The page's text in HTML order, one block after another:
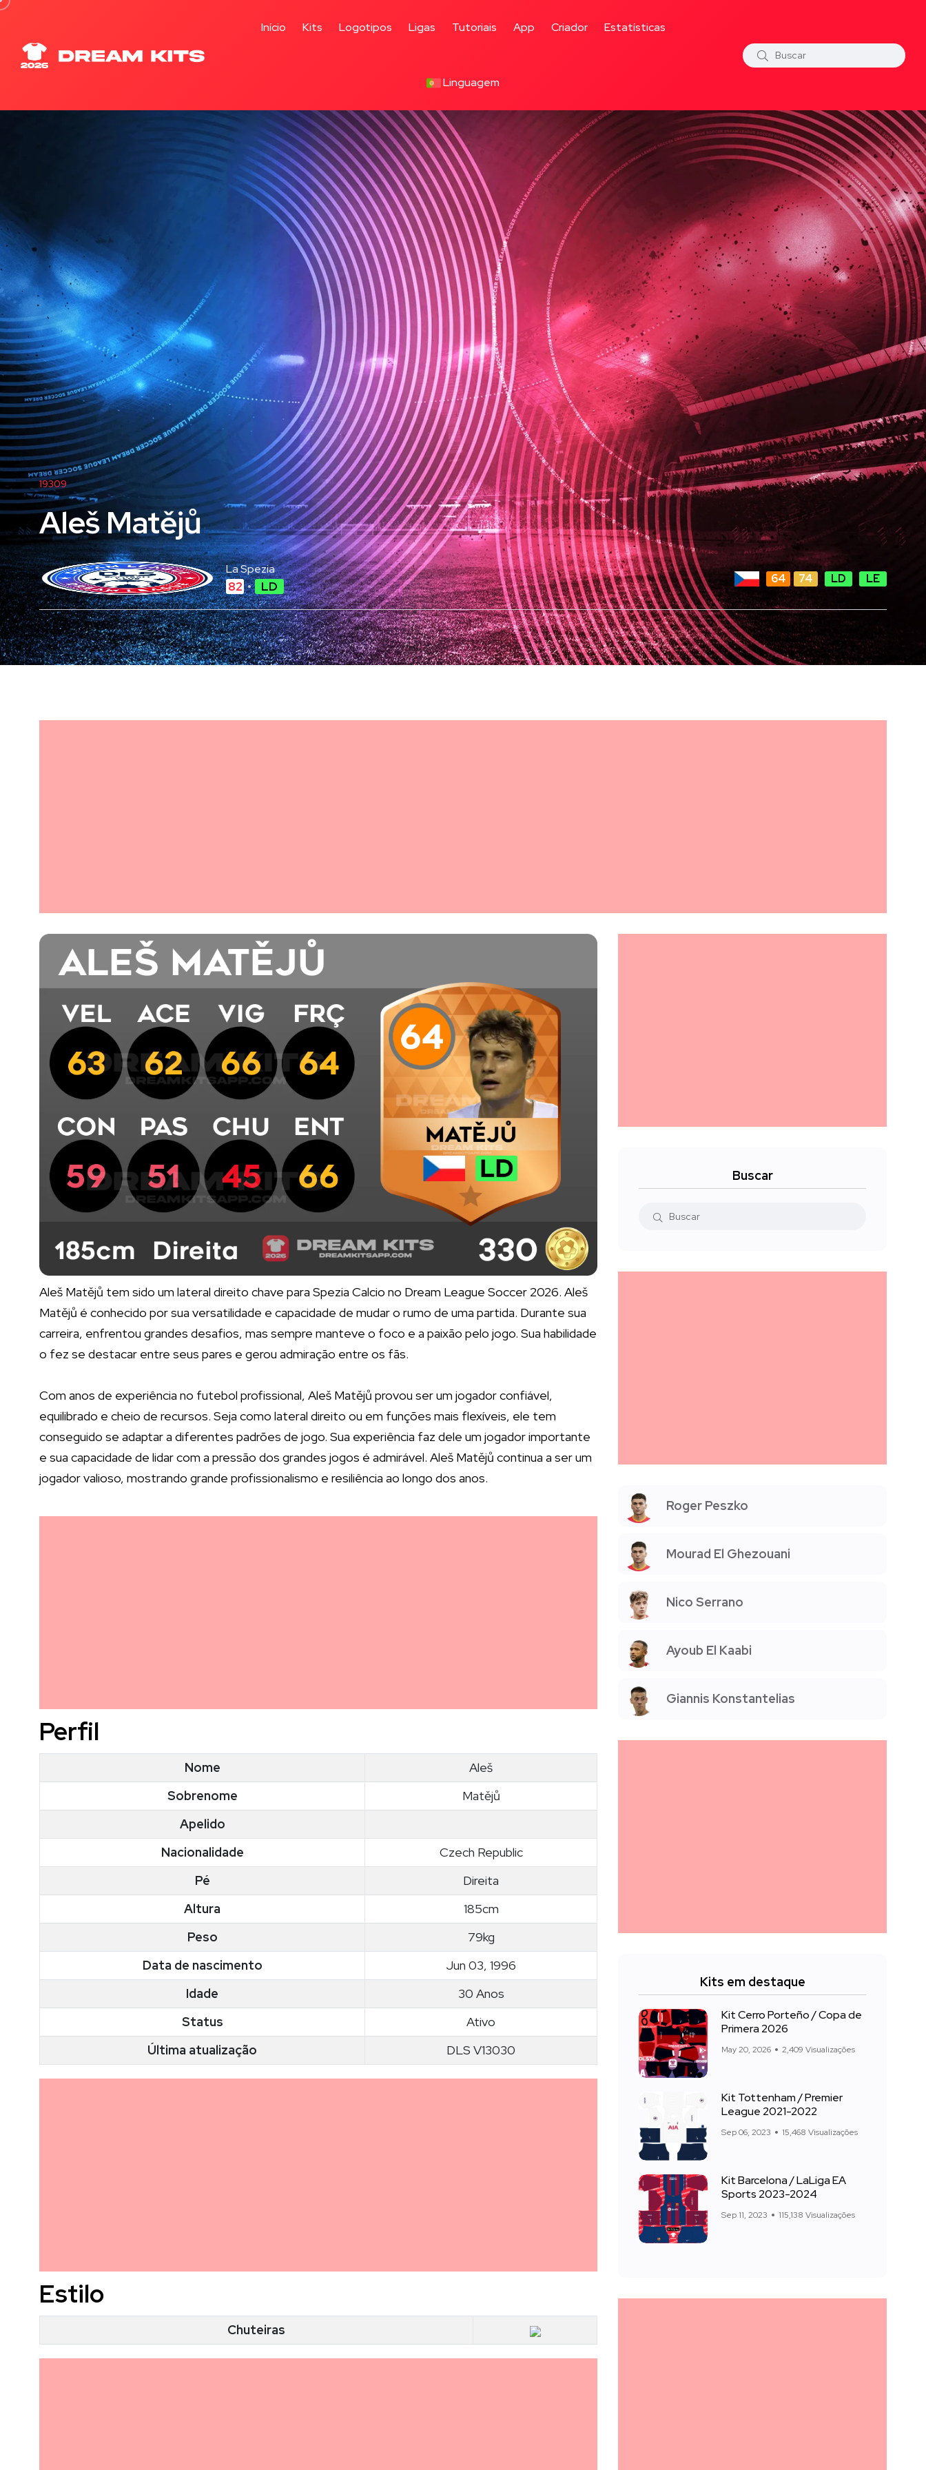
Início Kits Logotipos Ligas Tutoriais App Criador Estatísticas
Linguagem
19309
Aleš Matějů
La Spezia
82 LD
64 74 LD LE
Aleš Matějů tem sido um lateral direito chave para Spezia Calcio no Dream League Soccer 2026. Aleš
Matějů é conhecido por sua versatilidade e capacidade de mudar o rumo de uma partida. Durante sua
carreira, enfrentou grandes desafios, mas sempre manteve o foco e a paixão pelo jogo. Sua habilidade
o fez se destacar entre seus pares e gerou admiração entre os fãs.
Com anos de experiência no futebol profissional, Aleš Matějů provou ser um jogador confiável,
equilibrado e cheio de recursos. Seja como lateral direito ou em funções mais flexíveis, ele tem
conseguido se adaptar a diferentes padrões de jogo. Sua experiência faz dele um jogador importante
e sua capacidade de lidar com a pressão dos grandes jogos é admirável. Aleš Matějů continua a ser um
jogador valioso, mostrando grande profissionalismo e resiliência ao longo dos anos.
Perfil
Nome
Aleš
Sobrenome
Matějů
Apelido
Nacionalidade
Czech Republic
Pé
Direita
Altura
185cm
Peso
79kg
Data de nascimento
Jun 03, 1996
Idade
30 Anos
Status
Ativo
Última atualização
DLS V13030
Estilo
Chuteiras
Buscar
Roger Peszko
Mourad El Ghezouani
Nico Serrano
Ayoub El Kaabi
Giannis Konstantelias
Kits em destaque
Kit Cerro Porteño / Copa de
Primera 2026
May 20, 2026 2,409 Visualizações
Kit Tottenham / Premier
League 2021-2022
Sep 06, 2023 15,468 Visualizações
Kit Barcelona / LaLiga EA
Sports 2023-2024
Sep 11, 2023 115,138 Visualizações